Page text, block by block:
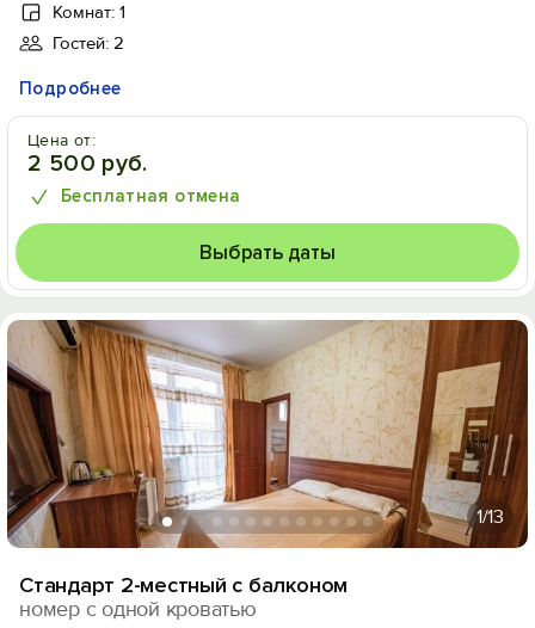
Комнат: 1
Гостей: 2
Подробнее
Цена от:
2 500 руб.
Бесплатная отмена
Выбрать даты
1/13
Стандарт 2-местный с балконом
номер с одной кроватью